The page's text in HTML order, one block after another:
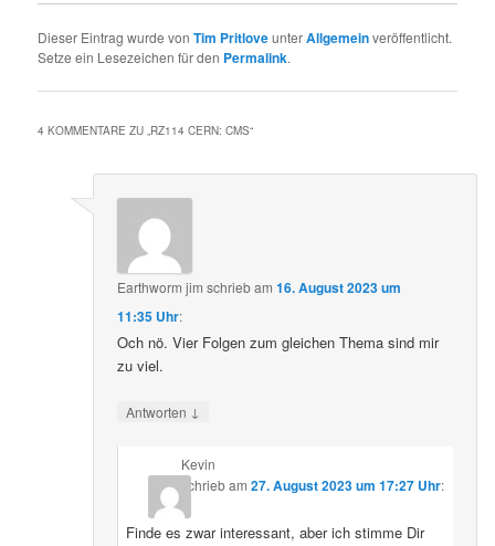
Dieser Eintrag wurde vonTim PritloveunterAllgemeinveröffentlicht.
Setze ein Lesezeichen für den Permalink.
4 KOMMENTARE ZU „ RZ114 CERN: CMS“
Earthworm jim schriebam16. August 2023 um
11:35 Uhr:
Och nö. Vier Folgen zum gleichen Thema sind mir
zu viel.
Antworten ↓
Kevin
schriebam 27. August 2023 um 17:27 Uhr:
Finde es zwar interessant, aber ich stimme Dir